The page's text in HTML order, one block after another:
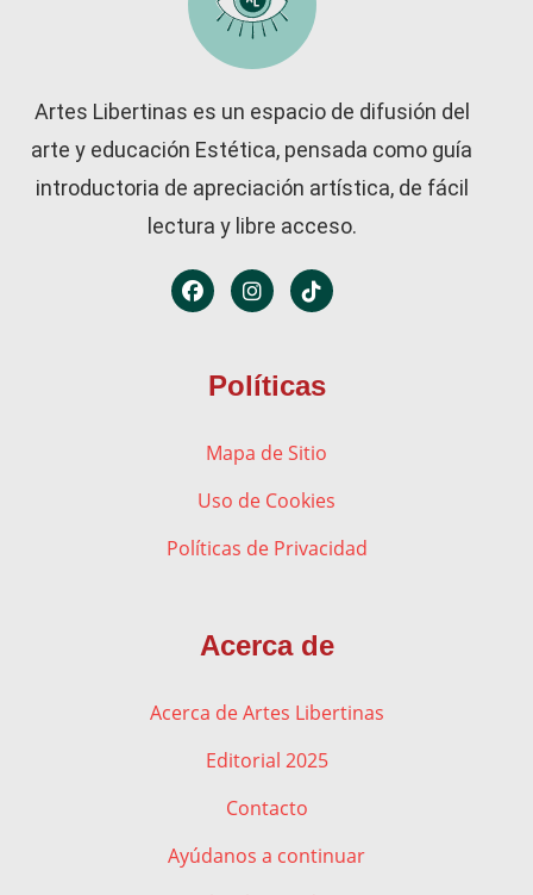
Artes Libertinas es un espacio de difusión del
arte y educación Estética, pensada como guía
introductoria de apreciación artística, de fácil
lectura y libre acceso.
Políticas
Mapa de Sitio
Uso de Cookies
Políticas de Privacidad
Acerca de
Acerca de Artes Libertinas
Editorial 2025
Contacto
Ayúdanos a continuar